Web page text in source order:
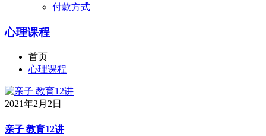
付款方式
心理课程
首页
心理课程
2021年2月2日
亲子 教育12讲